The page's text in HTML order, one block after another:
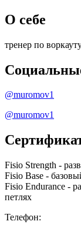
О себе
тренер по
@muromov1
@muromov1
Fisio Strength -
Fisio Base -
Fisio Endurance -
петлях
Телефон: